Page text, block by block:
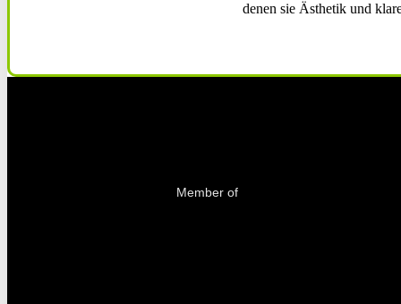
denen sie Ästhetik und
Member of